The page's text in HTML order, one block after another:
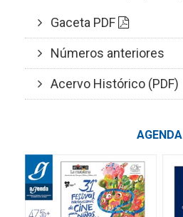
Gaceta PDF
Números anteriores
Acervo Histórico (PDF)
AGENDA